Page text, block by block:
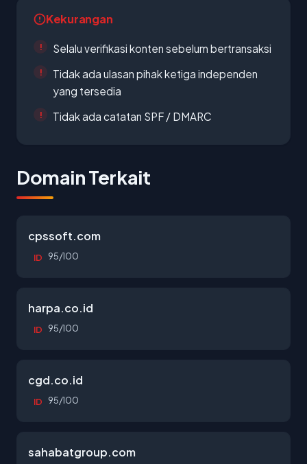
Kekurangan
Selalu verifikasi konten sebelum bertransaksi
Tidak ada ulasan pihak ketiga independen
yang tersedia
Tidak ada catatan SPF / DMARC
Domain Terkait
cpssoft.com
ID 95/100
harpa.co.id
ID 95/100
cgd.co.id
ID 95/100
sahabatgroup.com